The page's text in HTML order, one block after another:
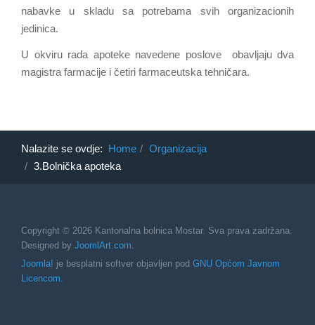
nabavke u skladu sa potrebama svih organizacionih
jedinica.
U okviru rada apoteke navedene poslove obavljaju dva
magistra farmacije i četiri farmaceutska tehničara.
Nalazite se ovdje: Home
Organizacija
3.Bolnička apoteka
Copyright © 2026 Kantonalna bolnica Mostar. Sva prava zadržana.
Designed by JoomlArt.com
Joomla! je besplatni softver objavljen pod GNU Općom Javnom
Licencom.